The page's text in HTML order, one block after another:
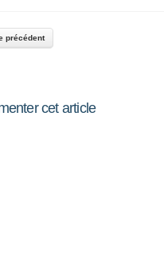
précédent
cet article